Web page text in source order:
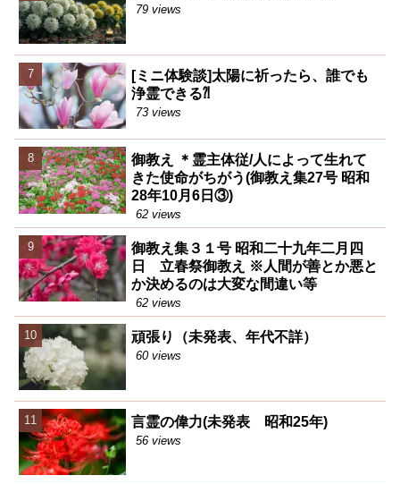
79 views
[ミニ体験談]太陽に祈ったら、誰でも
浄霊できる⁈
73 views
御教え ＊霊主体従/人によって生れて
きた使命がちがう(御教え集27号 昭和
28年10月6日③)
62 views
御教え集３１号 昭和二十九年二月四
日 立春祭御教え ※人間が善とか悪と
か決めるのは大変な間違い等
62 views
頑張り（未発表、年代不詳）
60 views
言霊の偉力(未発表 昭和25年)
56 views